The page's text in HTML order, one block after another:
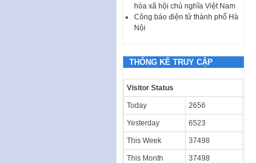
hòa xã hội chủ nghĩa Việt Nam
Công báo điện tử thành phố Hà
Nội
THỐNG KÊ TRUY CẬP
Visitor Status
Today 2656
Yesterday 6523
This Week 37498
This Month 37498